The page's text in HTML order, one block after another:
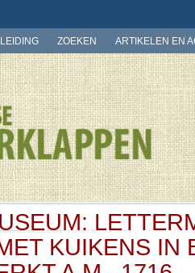
ZOEKEN ARTIKELEN EN
KUIKENS IN